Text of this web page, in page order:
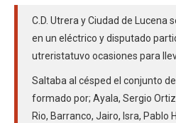
C.D. Utrera y Ciudad de Lucena
en un eléctrico y disputado
utreristatuvo ocasiones para
Saltaba al césped el conjunto
formado por; Ayala, Sergio
Rio, Barranco, Jairo, Isra, Pablo